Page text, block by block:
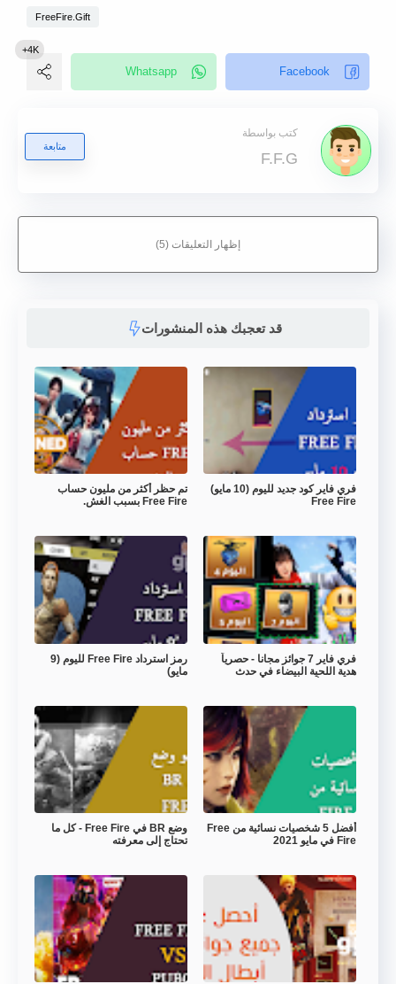
FreeFire.Gift
كتب بواسطة
F.F.G
متابعة
إظهار التعليقات (5)
قد تعجبك هذه المنشورات
تم حظر أكثر من مليون حساب
Free Fire بسبب الغش.
فري فاير كود جديد لليوم (10 مايو)
Free Fire
رمز استرداد Free Fire لليوم (9
مايو)
فري فاير 7 جوائز مجانا - حصرياً
هدية اللحية البيضاء في حدث
وضع BR في Free Fire - كل ما
تحتاج إلى معرفته
أفضل 5 شخصيات نسائية من Free
Fire في مايو 2021